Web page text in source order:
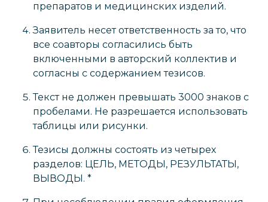
препаратов и медицинских изделий.
Заявитель несет ответственность за то, что
все соавторы согласились быть
включенными в авторский коллектив и
согласны с содержанием тезисов.
Текст не должен превышать 3000 знаков с
пробелами. Не разрешается использовать
таблицы или рисунки.
Тезисы должны состоять из четырех
разделов: ЦЕЛЬ, МЕТОДЫ, РЕЗУЛЬТАТЫ,
ВЫВОДЫ. *